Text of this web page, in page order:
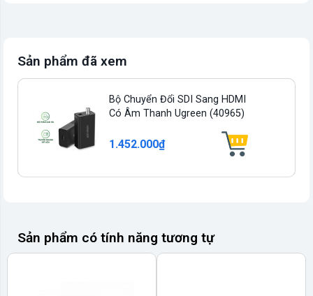
Sản phẩm đã xem
Bộ Chuyển Đổi SDI Sang HDMI
Có Âm Thanh Ugreen (40965)
1.452.000₫
Sản phẩm có tính năng tương tự